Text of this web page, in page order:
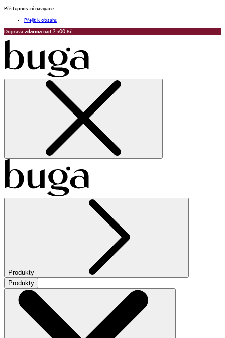
Přístupnostní navigace
Přejít k obsahu
Doprava zdarma nad 2 500 Kč
Produkty
Produkty